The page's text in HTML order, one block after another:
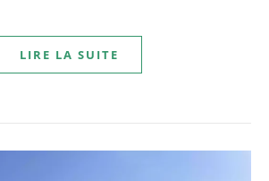
LIRE LA SUITE